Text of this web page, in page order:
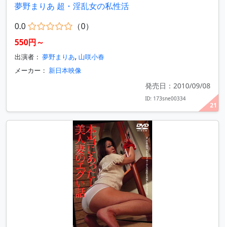
21
夢野まりあ 超・淫乱女の私性活
0.0
（0）
550円～
出演者： 夢野まりあ, 山咲小春
メーカー： 新日本映像
発売日：2010/09/08
ID: 173sne00334